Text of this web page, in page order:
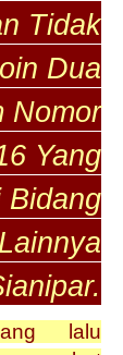
Tidak
Dua
Nomor
Yang
Bidang
lalu